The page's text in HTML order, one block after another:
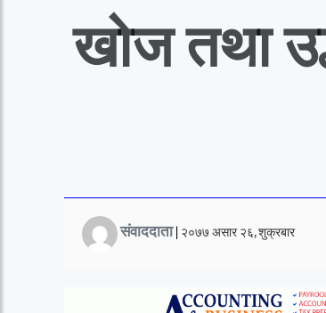
खोज तथा
संवाददाता| २०७७ असार २६, शुक्रबार